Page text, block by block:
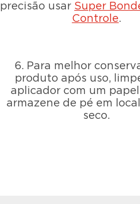
precisão usar Super
Controle.
6. Para melhor
produto após uso,
aplicador com um
armazene de pé em
seco.